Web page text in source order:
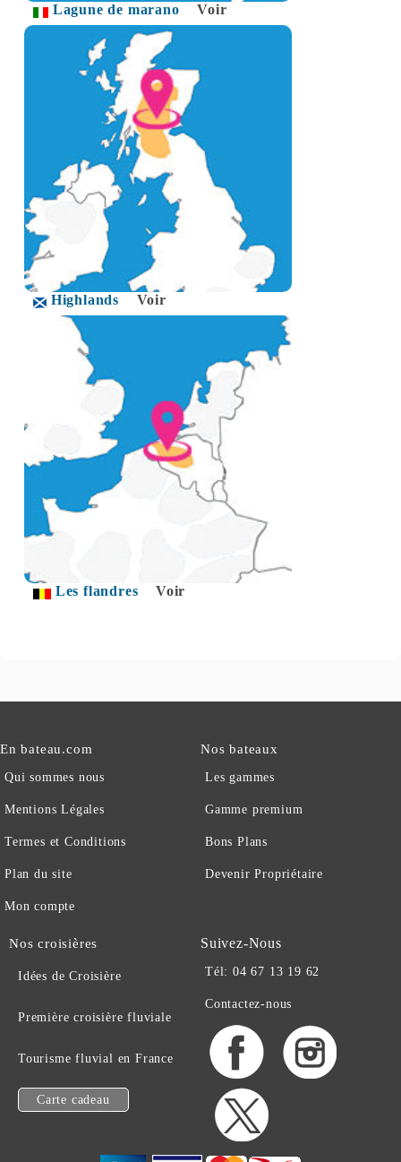
Lagune de marano Voir
Highlands Voir
Les flandres Voir
En bateau.com
Qui sommes nous
Mentions Légales
Termes et Conditions
Plan du site
Mon compte
Nos bateaux
Les gammes
Gamme premium
Bons Plans
Devenir Propriétaire
Nos croisières
Idées de Croisière
Première croisière fluviale
Tourisme fluvial en France
Carte cadeau
Suivez-Nous
Tél: 04 67 13 19 62
Contactez-nous